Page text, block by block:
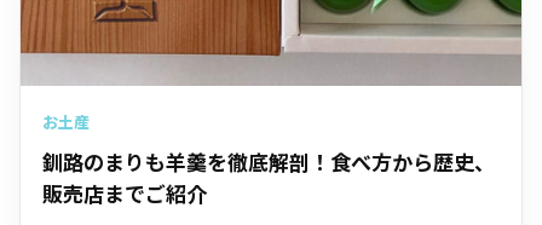
お土産
釧路のまりも羊羹を徹底解剖！食べ方から歴史、
販売店までご紹介